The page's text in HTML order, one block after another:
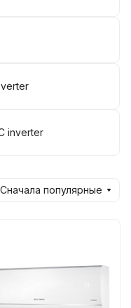
inverter
Сначала популярные